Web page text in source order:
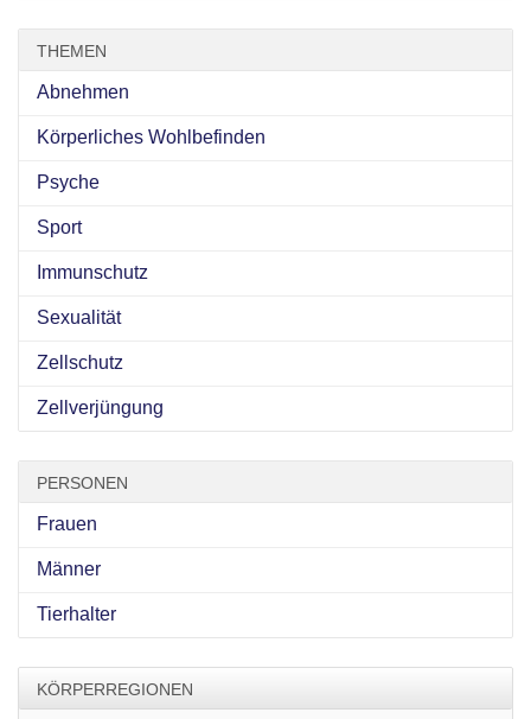
THEMEN
Abnehmen
Körperliches Wohlbefinden
Psyche
Sport
Immunschutz
Sexualität
Zellschutz
Zellverjüngung
PERSONEN
Frauen
Männer
Tierhalter
KÖRPERREGIONEN